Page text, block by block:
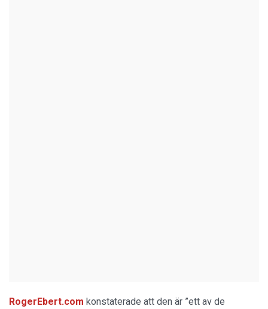
RogerEbert.com konstaterade att den är ”ett av de